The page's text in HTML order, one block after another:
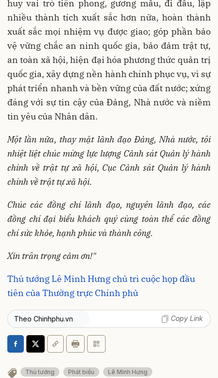
huy vai trò tiên phong, gương mẫu, đi đầu, lập
nhiều thành tích xuất sắc hơn nữa, hoàn thành
xuất sắc mọi nhiệm vụ được giao; góp phần bảo
vệ vững chắc an ninh quốc gia, bảo đảm trật tự,
an toàn xã hội, hiện đại hóa phương thức quản trị
quốc gia, xây dựng nền hành chính phục vụ, vì sự
phát triển nhanh và bền vững của đất nước; xứng
đáng với sự tin cậy của Đảng, Nhà nước và niềm
tin yêu của Nhân dân.
Một lần nữa, thay mặt lãnh đạo Đảng, Nhà nước, tôi
nhiệt liệt chúc mừng lực lượng Cảnh sát Quản lý hành
chính về trật tự xã hội, Cục Cảnh sát Quản lý hành
chính về trật tự xã hội.
Chúc các đồng chí lãnh đạo, nguyên lãnh đạo, các
đồng chí đại biểu khách quý cùng toàn thể các đồng
chí sức khỏe, hạnh phúc và thành công.
Xin trân trọng cảm ơn!"
Thủ tướng Lê Minh Hưng chủ trì cuộc họp đầu
tiên của Thường trực Chính phủ
Theo Chinhphu.vn Copy Link
Thủ tướng Phát biểu Lê Minh Hưng